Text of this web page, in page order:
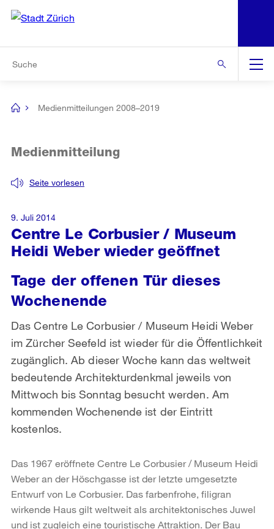
Navigation
[no
Medienmitteilungen 2008–2019
Centre Le Corbusier / Museum
Heidi Weber wieder geöffnet
Seite vorlesen
Medienmitteilung
Tage der offenen Tür dieses
Wochenende
Das Centre Le Corbusier / Museum Heidi Weber
im Zürcher Seefeld ist wieder für die Öffentlichkeit
zugänglich. Ab dieser Woche kann das weltweit
bedeutende Architekturdenkmal jeweils von
Mittwoch bis Sonntag besucht werden. Am
kommenden Wochenende ist der Eintritt
kostenlos.
9. Juli 2014
Das 1967 eröffnete Centre Le Corbusier / Museum Heidi
Weber an der Höschgasse ist der letzte umgesetzte
Entwurf von Le Corbusier. Das farbenfrohe, filigran
wirkende Haus gilt weltweit als architektonisches Juwel
und ist zugleich eine touristische Attraktion. Der Bau